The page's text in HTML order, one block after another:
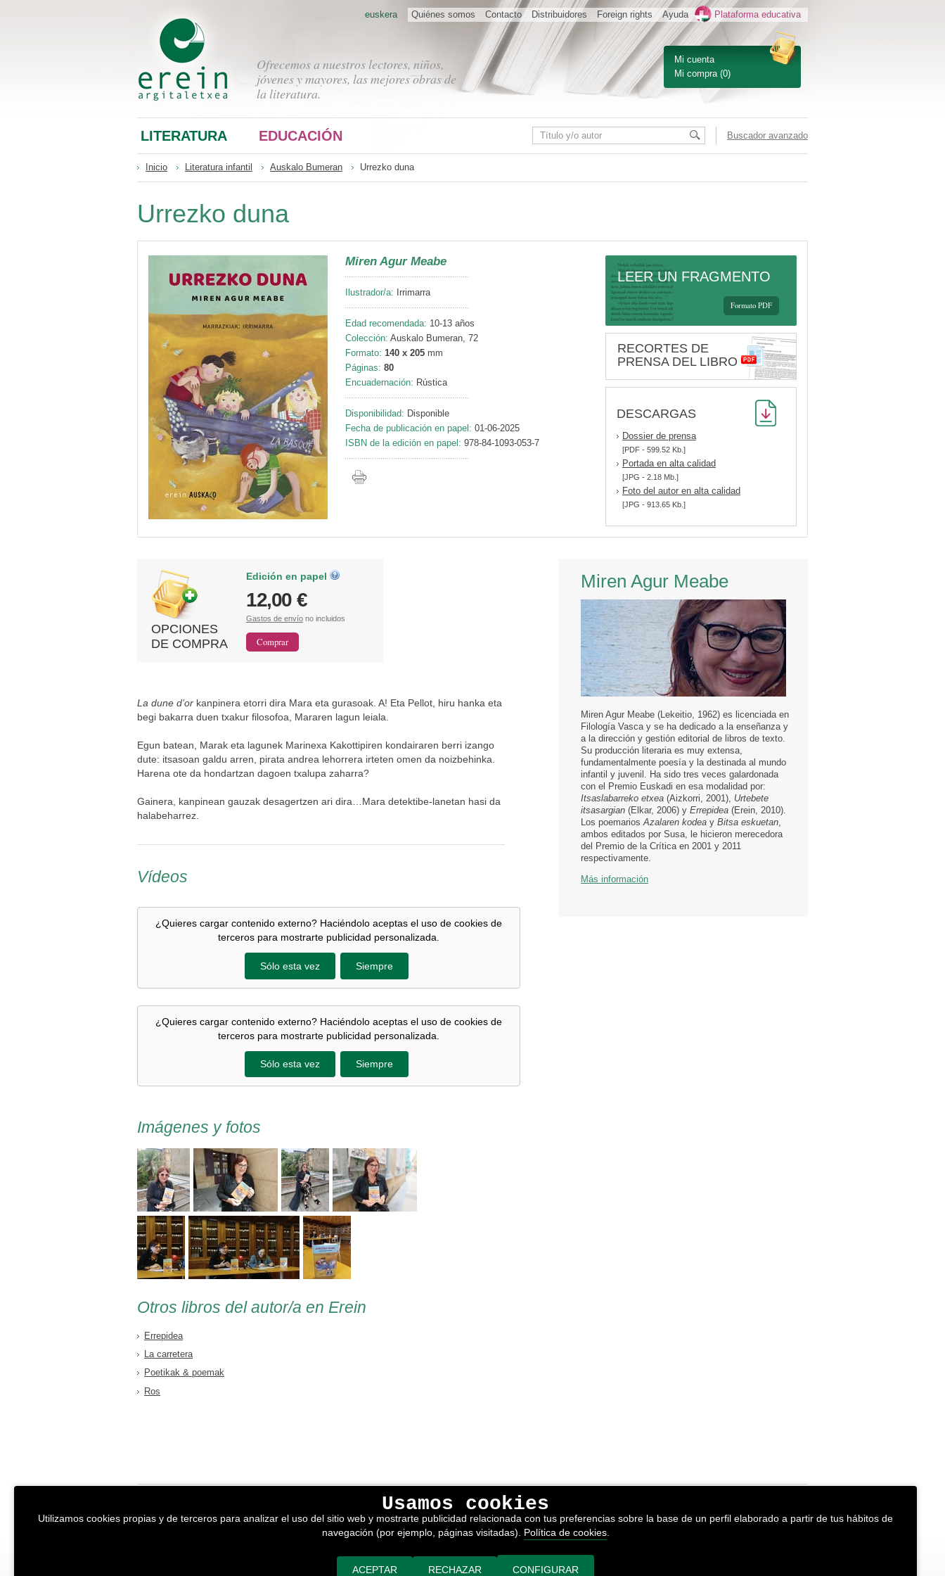
Mi cuenta
Mi compra (0)
Ofrecemos a nuestros lectores, niños,
jóvenes y mayores, las mejores obras de
la literatura.
Quiénes somos Contacto Distribuidores Foreign rights Ayuda Plataforma educativa
euskera
LITERATURA EDUCACIÓN Buscador avanzado
Inicio Literatura infantil Auskalo Bumeran Urrezko duna
Urrezko duna
Miren Agur Meabe
Ilustrador/a: Irrimarra
Edad recomendada: 10-13 años
Colección: Auskalo Bumeran, 72
Formato: 140 x 205 mm
Páginas: 80
Encuadernación: Rústica
Disponibilidad: Disponible
Fecha de publicación en papel: 01-06-2025
ISBN de la edición en papel: 978-84-1093-053-7
LEER UN FRAGMENTO
Formato PDF
RECORTES DE
PRENSA DEL LIBRO
DESCARGAS
Dossier de prensa
[PDF - 599.52 Kb.]
Portada en alta calidad
[JPG - 2.18 Mb.]
Foto del autor en alta calidad
[JPG - 913.65 Kb.]
OPCIONES
DE COMPRA
Edición en papel
12,00 €
Gastos de envío no incluidos
La dune d’or kanpinera etorri dira Mara eta gurasoak. A! Eta Pellot, hiru hanka eta
begi bakarra duen txakur filosofoa, Mararen lagun leiala.
Egun batean, Marak eta lagunek Marinexa Kakottipiren kondairaren berri izango
dute: itsasoan galdu arren, pirata andrea lehorrera irteten omen da noizbehinka.
Harena ote da hondartzan dagoen txalupa zaharra?
Gainera, kanpinean gauzak desagertzen ari dira…Mara detektibe-lanetan hasi da
halabeharrez.
Vídeos
¿Quieres cargar contenido externo? Haciéndolo aceptas el uso de cookies de
terceros para mostrarte publicidad personalizada.
Sólo esta vez Siempre
¿Quieres cargar contenido externo? Haciéndolo aceptas el uso de cookies de
terceros para mostrarte publicidad personalizada.
Sólo esta vez Siempre
Imágenes y fotos
Otros libros del autor/a en Erein
Errepidea
La carretera
Poetikak & poemak
Ros
Miren Agur Meabe
Miren Agur Meabe (Lekeitio, 1962) es licenciada en
Filología Vasca y se ha dedicado a la enseñanza y
a la dirección y gestión editorial de libros de texto.
Su producción literaria es muy extensa,
fundamentalmente poesía y la destinada al mundo
infantil y juvenil. Ha sido tres veces galardonada
con el Premio Euskadi en esa modalidad por:
Itsaslabarreko etxea (Aizkorri, 2001), Urtebete
itsasargian (Elkar, 2006) y Errepidea (Erein, 2010).
Los poemariosAzalaren kodea y Bitsa eskuetan,
ambos editados por Susa, le hicieron merecedora
del Premio de la Crítica en 2001 y 2011
respectivamente.
Más información
Tolosa etorbidea 107.
Aviso legal y política de privacidad
Política de Cookies
Condiciones generales de venta
Usamos cookies
Utilizamos cookies propias y de terceros para analizar el uso del sitio web y mostrarte publicidad relacionada con tus preferencias sobre la base de un perfil elaborado a partir de tus hábitos de
navegación (por ejemplo, páginas visitadas). Política de cookies.
CONFIGURAR
RECHAZAR
ACEPTAR